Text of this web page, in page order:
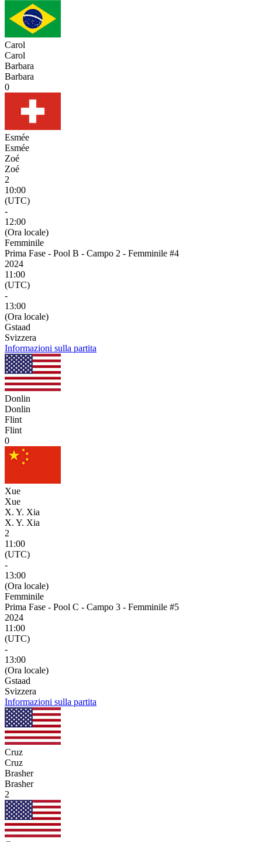
Carol
Carol
Barbara
Barbara
0
Esmée
Esmée
Zoé
Zoé
2
10:00
(UTC)
-
12:00
(Ora locale)
Femminile
Prima Fase - Pool B - Campo 2 - Femminile #4
2024
11:00
(UTC)
-
13:00
(Ora locale)
Gstaad
Svizzera
Informazioni sulla partita
Donlin
Donlin
Flint
Flint
0
Xue
Xue
X. Y. Xia
X. Y. Xia
2
11:00
(UTC)
-
13:00
(Ora locale)
Femminile
Prima Fase - Pool C - Campo 3 - Femminile #5
2024
11:00
(UTC)
-
13:00
(Ora locale)
Gstaad
Svizzera
Informazioni sulla partita
Cruz
Cruz
Brasher
Brasher
2